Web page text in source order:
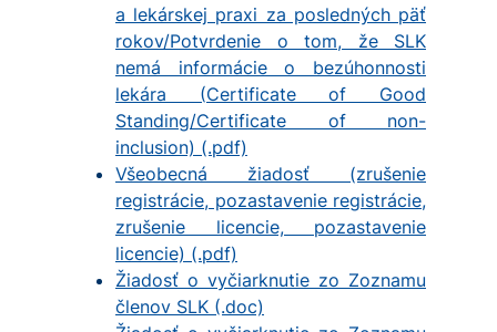
a lekárskej praxi za posledných päť
rokov/Potvrdenie o tom, že SLK
nemá informácie o bezúhonnosti
lekára (Certificate of Good
Standing/Certificate of non-
inclusion) (.pdf)
Všeobecná žiadosť (zrušenie
registrácie, pozastavenie registrácie,
zrušenie licencie, pozastavenie
licencie) (.pdf)
Žiadosť o vyčiarknutie zo Zoznamu
členov SLK (.doc)